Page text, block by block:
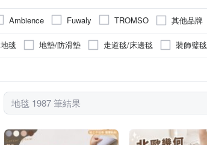
Ambience Fuwaly TROMSO 其他品牌
范登伯格
西格傢飾 金德恩 日本山崎
地毯 地墊/防滑墊 走道毯/床邊毯 裝飾璧毯
地毯 1987 筆結果